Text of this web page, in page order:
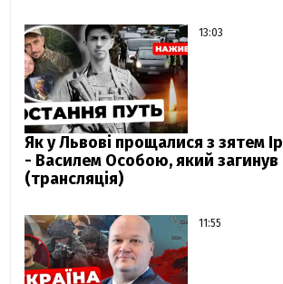
13:03
Як у Львові прощалися з зятем
- Василем Особою, який загинув
(трансляція)
11:55